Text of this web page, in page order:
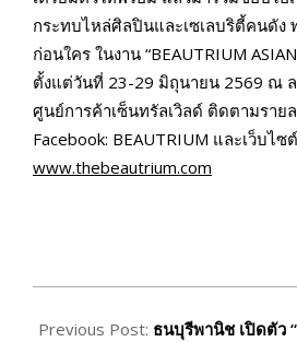
กระทบไหล่ศิลปินและเซเลบริตี้คนดัง
ก่อนใคร ในงาน “BEAUTRIUM
ตั้งแต่วันที่ 23-29 มิถุนายน 2569 ณ ล
ศูนย์การค้าเซ็นทรัลเวิลด์ ติดตามราย
Facebook: BEAUTRIUM และเว็บไซต์
www.thebeautrium.com
06-
Previous Post: ธนบุรีพานิช เปิดตัว